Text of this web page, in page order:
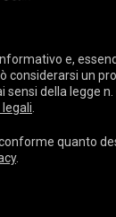
e,
considerarsi un
sensi della legge
quanto
.